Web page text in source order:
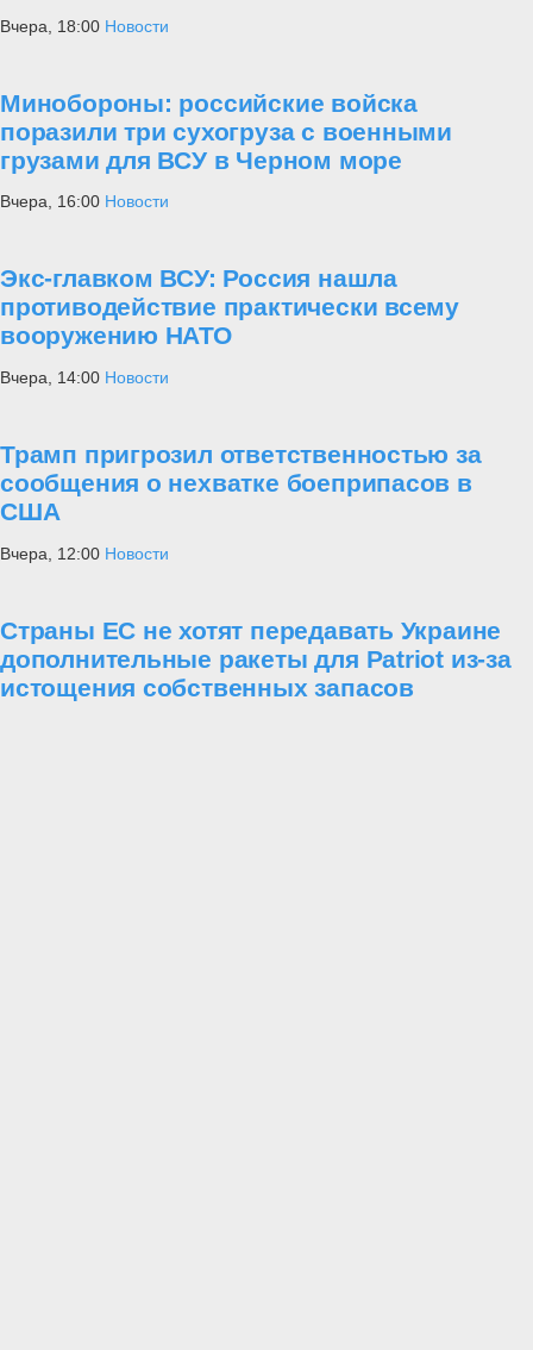
Вчера, 18:00 Новости
Минобороны: российские войска
поразили три сухогруза с военными
грузами для ВСУ в Черном море
Вчера, 16:00 Новости
Экс-главком ВСУ: Россия нашла
противодействие практически всему
вооружению НАТО
Вчера, 14:00 Новости
Трамп пригрозил ответственностью за
сообщения о нехватке боеприпасов в
США
Вчера, 12:00 Новости
Страны ЕС не хотят передавать Украине
дополнительные ракеты для Patriot из-за
истощения собственных запасов